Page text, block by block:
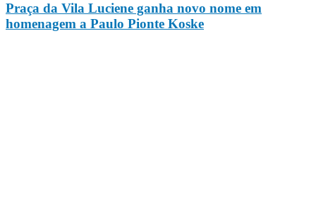
Praça da Vila Luciene ganha novo nome em
homenagem a Paulo Pionte Koske